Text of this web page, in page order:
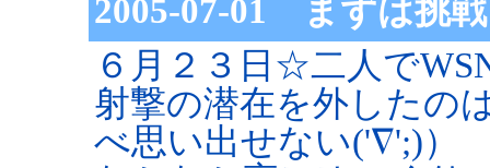
2005-07-01 まずは挑
６月２３日☆二人で
射撃の潜在を外したの
べ思い出せない('∇';)）